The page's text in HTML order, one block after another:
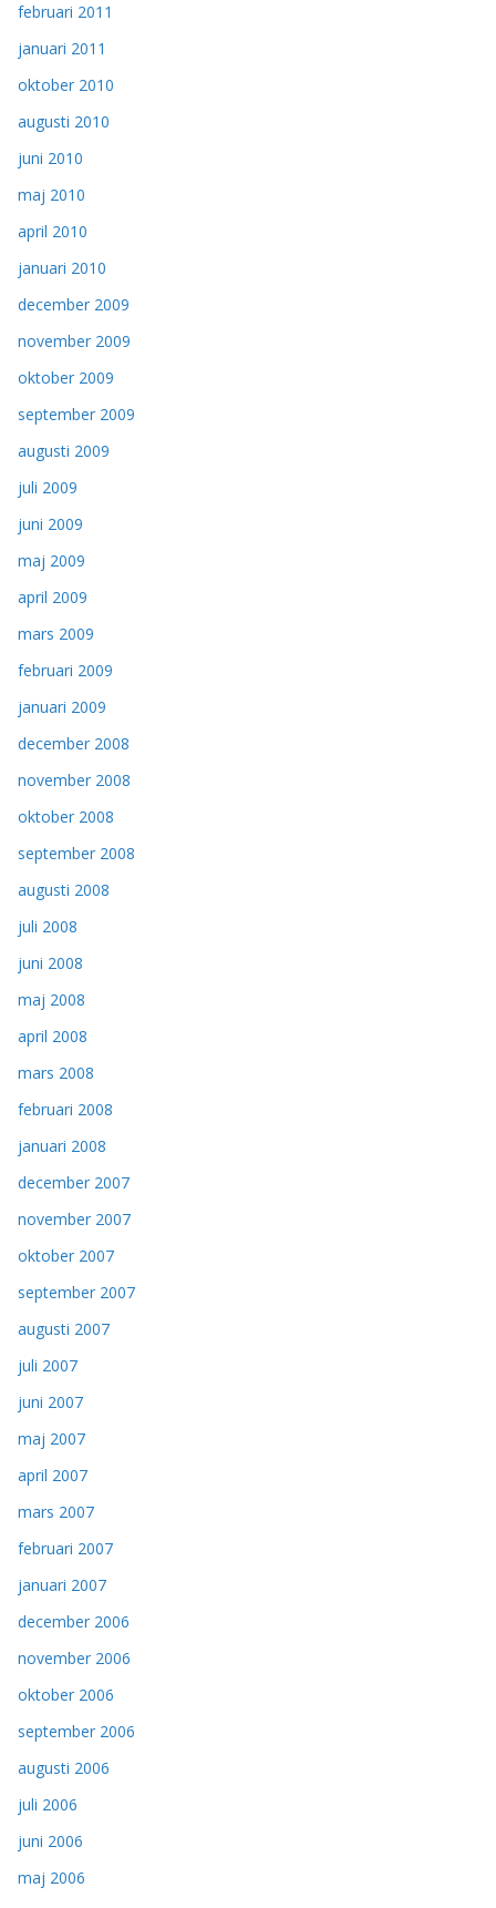
februari 2011
januari 2011
oktober 2010
augusti 2010
juni 2010
maj 2010
april 2010
januari 2010
december 2009
november 2009
oktober 2009
september 2009
augusti 2009
juli 2009
juni 2009
maj 2009
april 2009
mars 2009
februari 2009
januari 2009
december 2008
november 2008
oktober 2008
september 2008
augusti 2008
juli 2008
juni 2008
maj 2008
april 2008
mars 2008
februari 2008
januari 2008
december 2007
november 2007
oktober 2007
september 2007
augusti 2007
juli 2007
juni 2007
maj 2007
april 2007
mars 2007
februari 2007
januari 2007
december 2006
november 2006
oktober 2006
september 2006
augusti 2006
juli 2006
juni 2006
maj 2006